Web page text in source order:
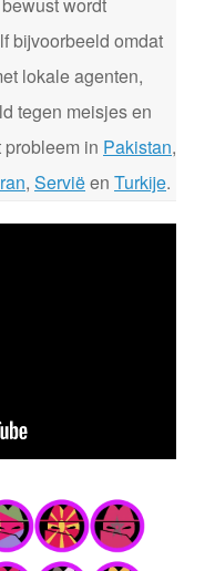
bijvoorbeeld omdat
lokale agenten,
tegen meisjes en
in Pakistan,
, Serviëen Turkije.